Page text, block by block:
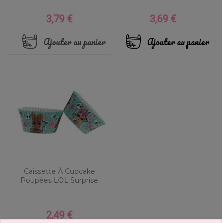
Prix
3,79 €
Ajouter au panier
Prix
3,69 €
Ajouter au panier
Caissette À Cupcake
Poupées LOL Surprise
Prix
2,49 €